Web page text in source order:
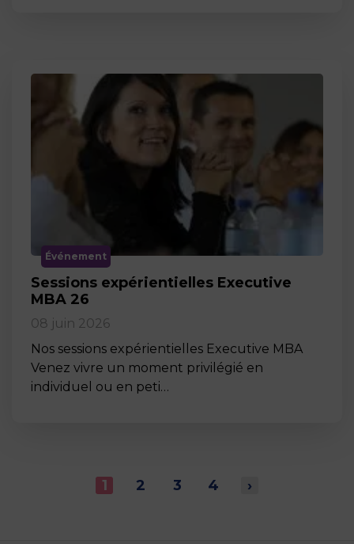
Événement
Sessions expérientielles Executive
MBA 26
08 juin 2026
Nos sessions expérientielles Executive MBA
Venez vivre un moment privilégié en
individuel ou en peti…
1 2 3 4 ›